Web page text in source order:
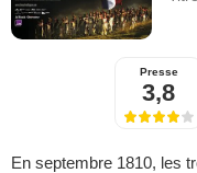
Presse
3,8
En septembre 1810, les